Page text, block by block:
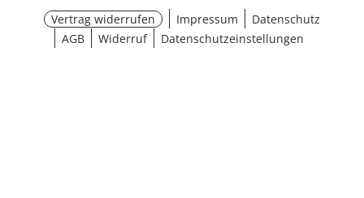
Vertrag widerrufen Impressum
Datenschutz
AGB
Widerruf Datenschutzeinstellungen